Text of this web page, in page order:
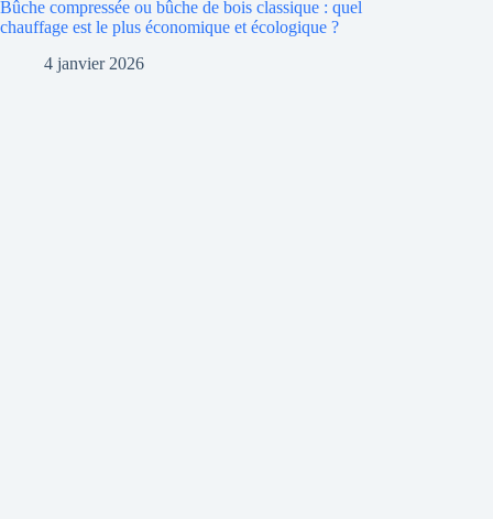
Bûche compressée ou bûche de bois classique : quel
chauffage est le plus économique et écologique ?
4 janvier 2026